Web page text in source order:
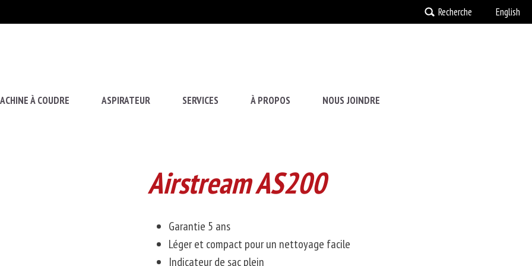
Recherche English
À COUDRE ASPIRATEUR SERVICES À PROPOS NOUS JOINDRE
Airstream AS200
Garantie 5 ans
Léger et compact pour un nettoyage facile
Indicateur de sac plein